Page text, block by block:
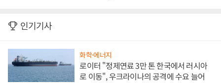
인기기사
화학·에너지
로이터 "정제연료 3만 톤 한국에서 러시아
로 이동", 우크라이나의 공격에 수요 늘어